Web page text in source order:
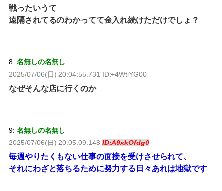
戦ったいうて
遠隔されてるのわかってて金入れ続けただけでしょ？
8: 名無しの名無し
2025/07/06(日) 20:04:55.731 ID:+4WtiYG00
なぜそんな店に行くのか
9: 名無しの名無し
2025/07/06(日) 20:05:09.148 ID:A9xkOfdg0
毎週やりたくもない仕事の面接を受けさせられて、
それにわざと落ちるために努力する日々あれは地獄です